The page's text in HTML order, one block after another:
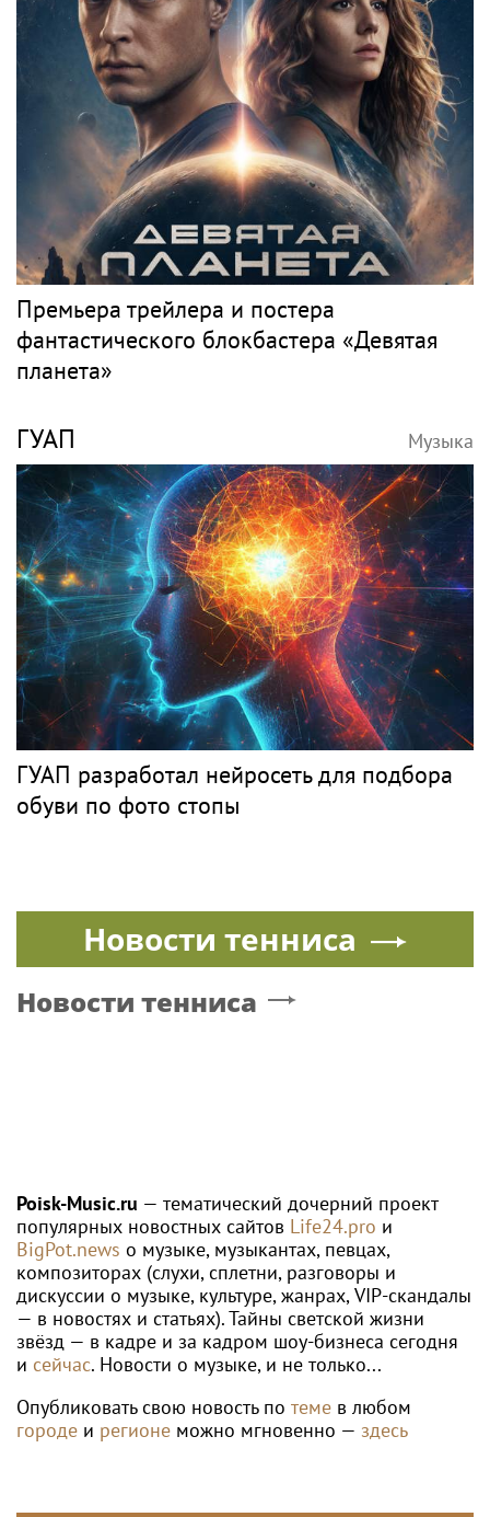
Премьера трейлера и постера
фантастического блокбастера «Девятая
планета»
ГУАП Музыка
ГУАП разработал нейросеть для подбора
обуви по фото стопы
Новости тенниса
Новости тенниса
Poisk-Music.ru — тематический дочерний проект
популярных новостных сайтов Life24.pro и
BigPot.news о музыке, музыкантах, певцах,
композиторах (слухи, сплетни, разговоры и
дискуссии о музыке, культуре, жанрах, VIP-скандалы
— в новостях и статьях). Тайны светской жизни
звёзд — в кадре и за кадром шоу-бизнеса сегодня
и сейчас. Новости о музыке, и не только...
Опубликовать свою новость по теме в любом
городе и регионе можно мгновенно — здесь